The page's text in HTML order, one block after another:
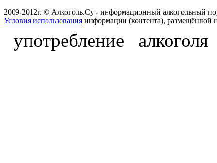
2009-2012г. © Алкоголь.Су - информационный алкогольный
Условия использования информации (контента), размещённой
употребление